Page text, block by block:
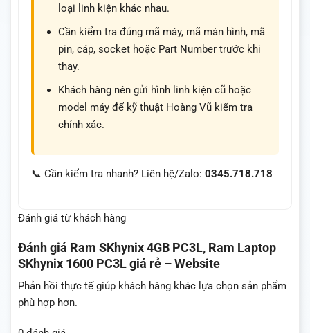
loại linh kiện khác nhau.
Cần kiểm tra đúng mã máy, mã màn hình, mã
pin, cáp, socket hoặc Part Number trước khi
thay.
Khách hàng nên gửi hình linh kiện cũ hoặc
model máy để kỹ thuật Hoàng Vũ kiểm tra
chính xác.
📞 Cần kiểm tra nhanh? Liên hệ/Zalo: 0345.718.718
Đánh giá từ khách hàng
Đánh giá Ram SKhynix 4GB PC3L, Ram Laptop
SKhynix 1600 PC3L giá rẻ – Website
Phản hồi thực tế giúp khách hàng khác lựa chọn sản phẩm
phù hợp hơn.